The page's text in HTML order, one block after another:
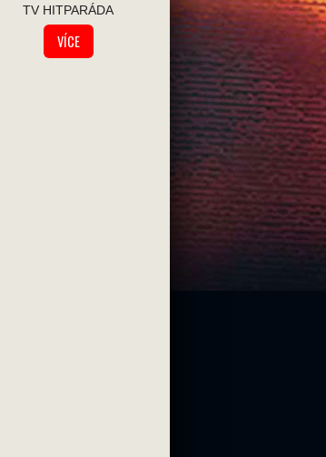
TV HITPARÁDA
VÍCE